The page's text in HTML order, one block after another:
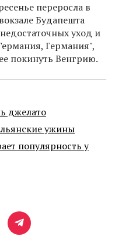
переросла в
Будапешта
уход и
Германия",
покинуть Венгрию.
джелато
ужины
популярность у